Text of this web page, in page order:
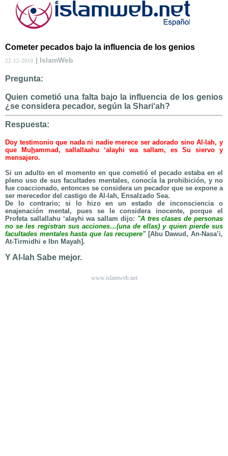
Cometer pecados bajo la influencia de los genios
22-12-2010 | IslamWeb
Pregunta:
Quien cometió una falta bajo la influencia de los genios
¿se considera pecador, según la Shari‘ah?
Respuesta:
Doy testimonio que nada ni nadie merece ser adorado sino Al-lah, y
que Mu hammad, sallallaahu ‘alayhi wa sallam, es Su siervo y
mensajero.
Si un adulto en el momento en que cometió el pecado estaba en el
pleno uso de sus facultades mentales, conocía la prohibición, y no
fue coaccionado, entonces se considera un pecador que se expone a
ser merecedor del castigo de Al-lah, Ensalzado Sea.
De lo contrario; si lo hizo en un estado de inconsciencia o
enajenación mental, pues se le considera inocente, porque el
Profeta sallallahu ‘alayhi wa sallam dijo: "A tres clases de personas
no se les registran sus acciones…(una de ellas) y quien pierde sus
facultades mentales hasta que las recupere"[Abu Dawud, An-Nasa’i,
At-Tirmidhi e Ibn Mayah].
Y Al-lah Sabe mejor.
www.islamweb.net